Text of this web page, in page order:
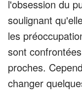
l'obsession du
soulignant
les
sont
proches.
changer